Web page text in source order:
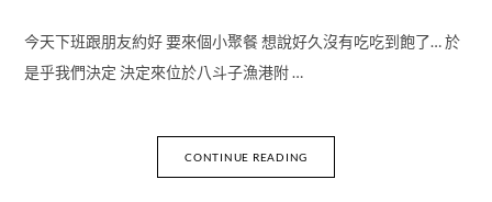
今天下班跟朋友約好 要來個小聚餐 想說好久沒有吃吃到飽了… 於
是乎我們決定 決定來位於八斗子漁港附 …
CONTINUE READING